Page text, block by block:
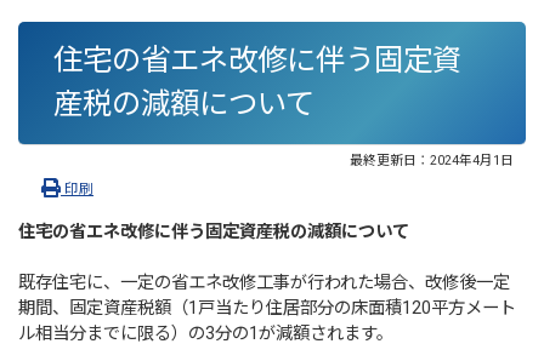
住宅の省エネ改修に伴う固定資
産税の減額について
最終更新日： 2024年4月1日
印刷
住宅の省エネ改修に伴う固定資産税の減額について
既存住宅に、一定の省エネ改修工事が行われた場合、改修後一定
期間、固定資産税額（1戸当たり住居部分の床面積120平方メート
ル相当分までに限る）の3分の1が減額されます。